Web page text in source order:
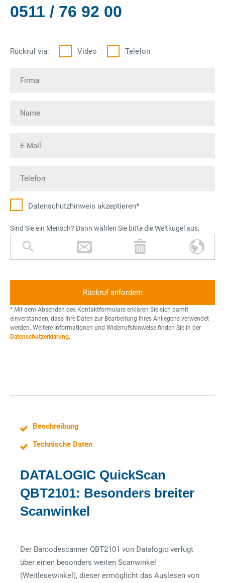
0511 / 76 92 00
Rückruf via: Video Telefon
Datenschutz­hinweis akzeptieren*
Sind Sie ein Mensch? Dann wählen Sie bitte die Weltkugel aus.
u
e
B
r
e
f
ü
l
o
n
W
e
t
u
g
* Mit dem Absenden des Kontaktformulars erklären Sie sich damit
einverstanden, dass Ihre Daten zur Bearbeitung Ihres Anliegens verwendet
werden. Weitere Informationen und Widerrufshinweise finden Sie in der
Datenschutzerklärung.
Beschreibung
Technische Daten
DATALOGIC QuickScan
QBT2101: Besonders breiter
Scanwinkel
Der Barcodescanner QBT2101 von Datalogic verfügt
über einen besonders weiten Scanwinkel
(Weitlesewinkel), dieser ermöglicht das Auslesen von